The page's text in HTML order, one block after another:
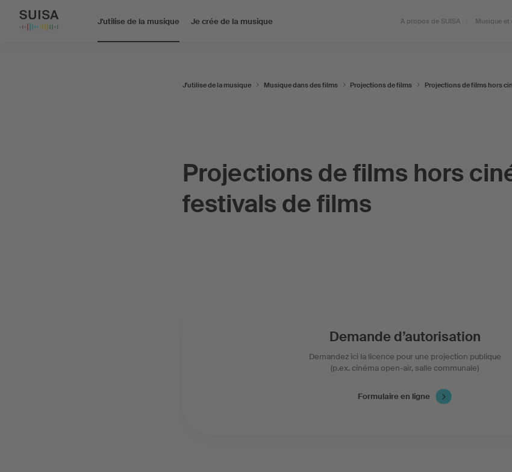
J'utilise de la musique Je crée de la musique A propos de SUISA Musique et
Projections de films hors
festivals de films
J'utilise de la musique Musique dans des films Projections de films Projections de films hors
Demande d’autorisation
Demandez ici la licence pour une projection publique
(p.ex. cinéma open-air, salle communale)
Formulaire en ligne